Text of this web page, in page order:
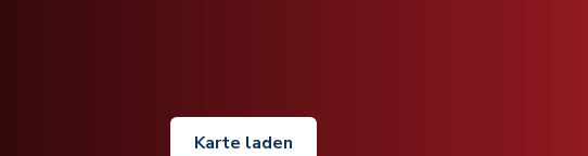
Karte laden